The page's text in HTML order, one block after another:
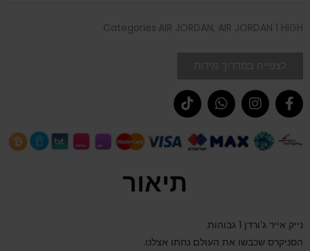
Categories AIR JORDAN, AIR JORDAN 1 HIGH
תיאור
נייק אייר ג’ורדן 1 גבוהות.
הסניקרס שכבשו את העולם נחתו אצלנו.